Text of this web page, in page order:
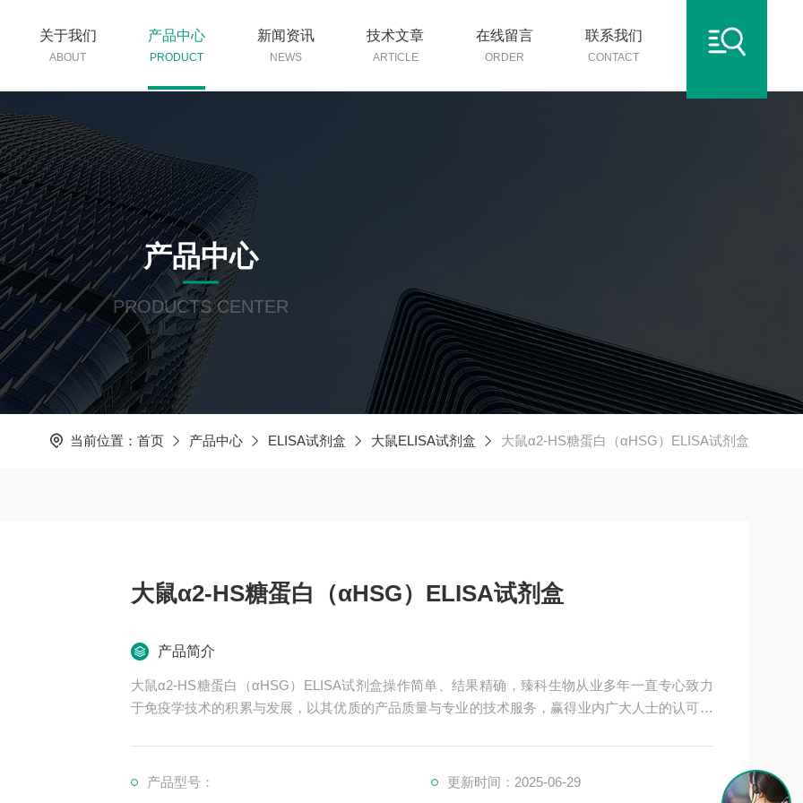
关于我们
ABOUT
产品中心
PRODUCT
新闻资讯
NEWS
技术文章
ARTICLE
在线留言
ORDER
联系我们
CONTACT
产品中心
PRODUCTS CENTER
当前位置： 首页 产品中心 ELISA试剂盒 大鼠ELISA试剂盒 大鼠α2-HS糖蛋白（αHSG）ELISA试剂盒
大鼠α2-HS糖蛋白（αHSG）ELISA试剂盒
产品简介
大鼠α2-HS糖蛋白（αHSG）ELISA试剂盒操作简单、结果精确，臻科生物从业多年一直专心致力
于免疫学技术的积累与发展，以其优质的产品质量与专业的技术服务，赢得业内广大人士的认可。
产品型号： 更新时间：2025-06-29